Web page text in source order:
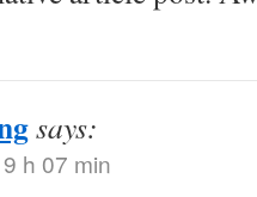
says:
h 07 min